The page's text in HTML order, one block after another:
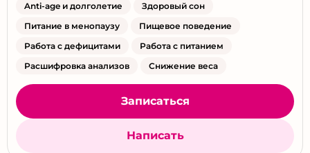
Anti-age и долголетие
Здоровый сон
Питание в менопаузу
Пищевое поведение
Работа с дефицитами
Работа с питанием
Расшифровка анализов
Снижение веса
Записаться
Написать